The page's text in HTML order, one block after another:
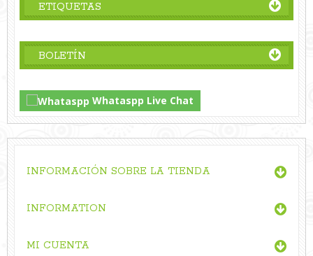
ETIQUETAS
BOLETÍN
Whataspp Live Chat
INFORMACIÓN SOBRE LA TIENDA
INFORMATION
MI CUENTA